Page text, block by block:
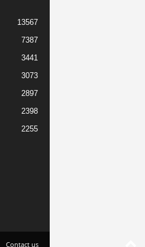
13567
7387
3441
3073
2897
2398
2255
Contact us